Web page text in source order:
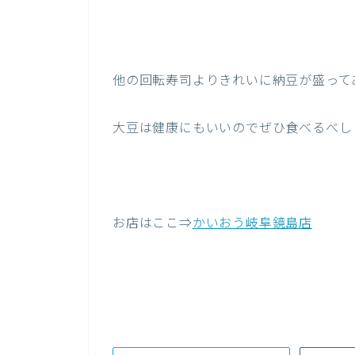
他の回転寿司よりきれいに納豆が盛って
大豆は健康にもいいのでぜひ食べるべし
お店はここ⇒かいおう岐阜鏡島店